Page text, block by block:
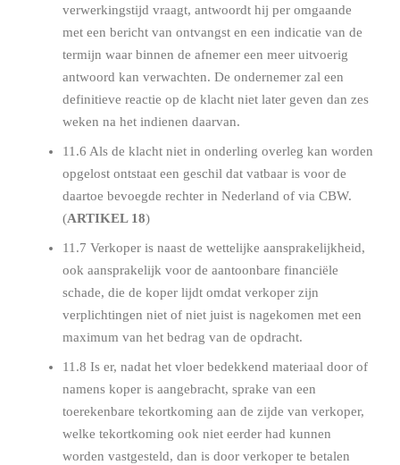
verwerkingstijd vraagt, antwoordt hij per omgaande
met een bericht van ontvangst en een indicatie van de
termijn waar binnen de afnemer een meer uitvoerig
antwoord kan verwachten. De ondernemer zal een
definitieve reactie op de klacht niet later geven dan zes
weken na het indienen daarvan.
11.6 Als de klacht niet in onderling overleg kan worden
opgelost ontstaat een geschil dat vatbaar is voor de
daartoe bevoegde rechter in Nederland of via CBW.
(ARTIKEL 18)
11.7 Verkoper is naast de wettelijke aansprakelijkheid,
ook aansprakelijk voor de aantoonbare financiële
schade, die de koper lijdt omdat verkoper zijn
verplichtingen niet of niet juist is nagekomen met een
maximum van het bedrag van de opdracht.
11.8 Is er, nadat het vloer bedekkend materiaal door of
namens koper is aangebracht, sprake van een
toerekenbare tekortkoming aan de zijde van verkoper,
welke tekortkoming ook niet eerder had kunnen
worden vastgesteld, dan is door verkoper te betalen